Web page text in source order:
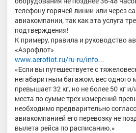
телефону горячей линии или через
авиакомпании, так как эта услуга
подтверждения!
К примеру, правила и руководство
«Аэрофлот»
www.aeroflot.ru/ru-ru/info...
«Если вы путешествуете с
негабаритным багажом, вес одного
превышает 32 кг, но не более 50 кг
места по сумме трех измерений
необходимо предварительно
авиакомпанией его перевозку не
вылета рейса по расписанию.»